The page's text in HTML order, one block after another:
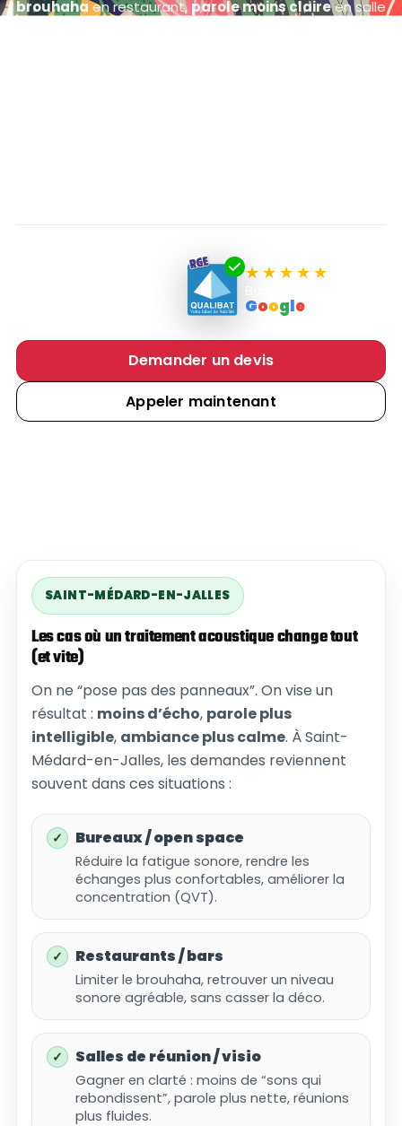
brouhahaen restaurant, parole moins claireen salle
Google
Demander un devis
Appeler maintenant
SAINT-MÉDARD-EN-JALLES
Les cas où un traitement acoustique change tout
(et vite)
On ne “pose pas des panneaux”. On vise un
résultat : moins d’écho, parole plus
intelligible, ambiance plus calme. À Saint-
Médard-en-Jalles, les demandes reviennent
souvent dans ces situations :
Bureaux / open space
Réduire la fatigue sonore, rendre les
échanges plus confortables, améliorer la
concentration (QVT).
Restaurants / bars
Limiter le brouhaha, retrouver un niveau
sonore agréable, sans casser la déco.
Salles de réunion / visio
Gagner en clarté : moins de “sons qui
rebondissent”, parole plus nette, réunions
plus fluides.